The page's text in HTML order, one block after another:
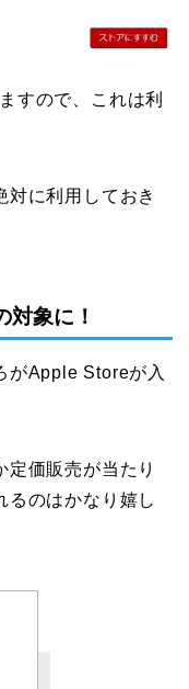
すので、これは利
対に利用しておき
象に！
がApple Storeが入
価販売が当たり
るのはかなり嬉し